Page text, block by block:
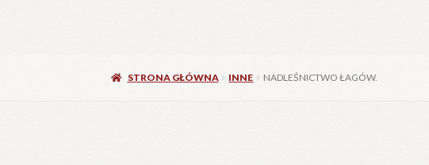
STRONA GŁÓWNA INNE NADLEŚNICTWO ŁAGÓW.